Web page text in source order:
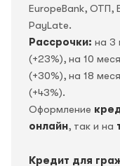
EuropeBank, OTП,
PayLate.
Рассрочки: на 3
(+23%), на 10
(+30%), на 18
(+43%).
Оформление
онлайн, так и на
Кредит для